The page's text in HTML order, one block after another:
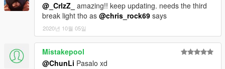
@_CrlzZ_
amazing!! keep updating. needs the third
break light tho as @chris_rock69 says
2020년 10월 05일
Mistakepool
@ChunLi Pasalo xd